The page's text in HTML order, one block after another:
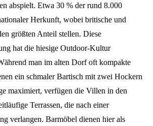
abspielt. Etwa 30 % der rund 8.000
Herkunft, wobei britische und
größten Anteil stellen. Diese
hat die hiesige Outdoor-Kultur
man im alten Dorf oft kompakte
ein schmaler Bartisch mit zwei Hockern
maximiert, verfügen die Villen in den
Terrassen, die nach einer
verlangen. Barmöbel dienen hier als